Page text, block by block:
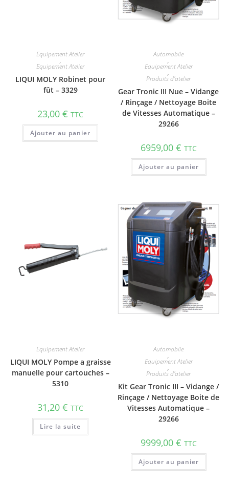
Equipement Atelier
,
Equipement Atelier
LIQUI MOLY Robinet pour
fût – 3329
23,00€ TTC
Ajouter au panier
Automobile
,
Equipement Atelier
,
Produits d'atelier
Gear Tronic III Nue – Vidange
/ Rinçage / Nettoyage Boite
de Vitesses Automatique –
29266
6959,00 € TTC
Ajouter au panier
Equipement Atelier
LIQUI MOLY Pompe a graisse
manuelle pour cartouches –
5310
31,20€ TTC
Lire la suite
Automobile
,
Equipement Atelier
,
Produits d'atelier
Kit Gear Tronic III – Vidange /
Rinçage / Nettoyage Boite de
Vitesses Automatique –
29266
9999,00 € TTC
Ajouter au panier